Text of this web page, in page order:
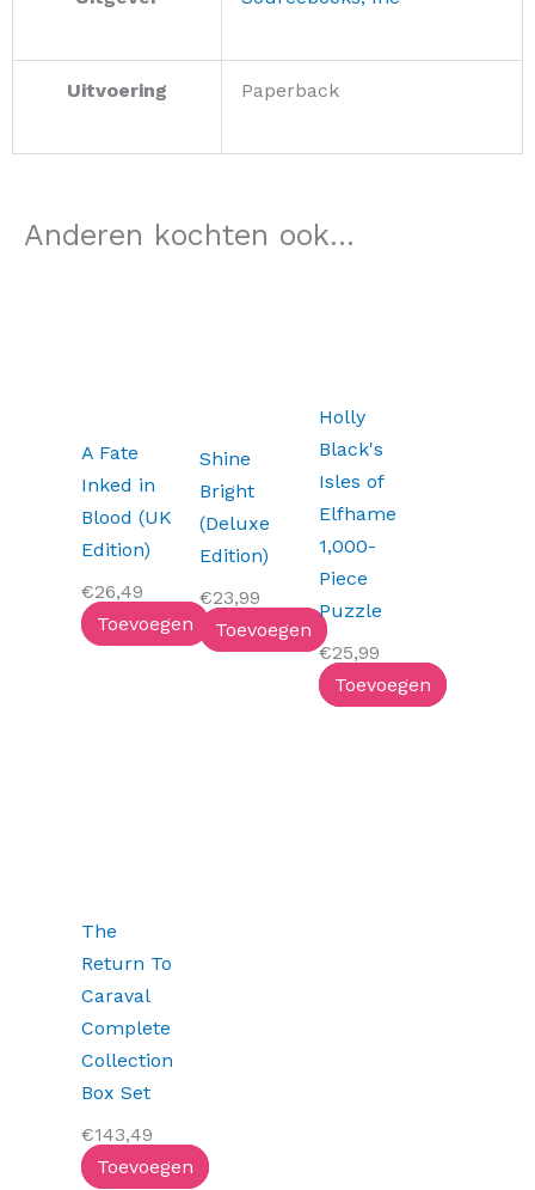
Uitvoering Paperback
Anderen kochten ook...
A Fate
Inked in
Blood (UK
Edition)
€26,49
Toevoegen
Shine
Bright
(Deluxe
Edition)
€23,99
Toevoegen
Holly
Black's
Isles of
Elfhame
1,000-
Piece
Puzzle
€25,99
Toevoegen
The
Return To
Caraval
Complete
Collection
Box Set
€143,49
Toevoegen